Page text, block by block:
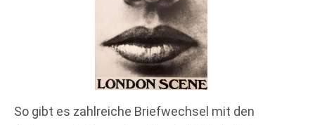
So gibt es zahlreiche Briefwechsel mit den